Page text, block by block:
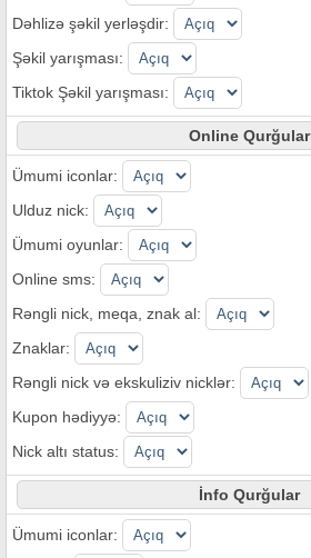
Dəhlizə şəkil yerləşdir:
Şəkil yarışması:
Tiktok Şəkil yarışması:
Online Qurğular
Ümumi iconlar:
Ulduz nick:
Ümumi oyunlar:
Online sms:
Rəngli nick, meqa, znak al:
Znaklar:
Rəngli nick və ekskuliziv nicklər:
Kupon hədiyyə:
Nick altı status:
İnfo Qurğular
Ümumi iconlar: